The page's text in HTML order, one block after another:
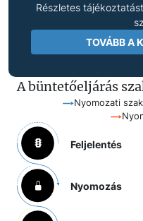
Részletes
TOVÁBB A
A büntetőeljárás
Nyomozati
Feljelentés
Nyomozás